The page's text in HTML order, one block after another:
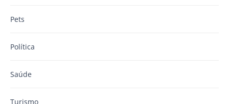
Pets
Política
Saúde
Turismo